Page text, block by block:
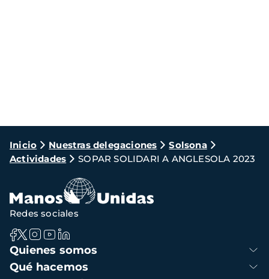
Ruta
de
navegación
Inicio Nuestras delegaciones
Solsona
Actividades
SOPAR SOLIDARI A ANGLESOLA 2023
Navegación
principal
Quienes somos
Qué hacemos
Redes sociales